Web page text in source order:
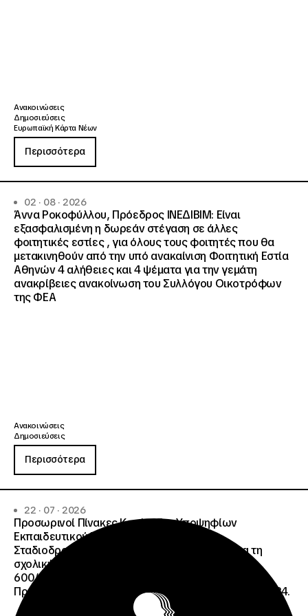
Ανακοινώσεις
Δημοσιεύσεις
Ευρωπαϊκή Κάρτα Νέων
Περισσότερα
02 · 08 · 2026
Άννα Ροκοφύλλου, Πρόεδρος ΙΝΕΔΙΒΙΜ: Είναι
εξασφαλισμένη η δωρεάν στέγαση σε άλλες
φοιτητικές εστίες , για όλους τους φοιτητές που θα
μετακινηθούν από την υπό ανακαίνιση Φοιτητική Εστία
Αθηνών 4 αλήθειες και 4 ψέματα για την γεμάτη
ανακρίβειες ανακοίνωση του Συλλόγου Οικοτρόφων
της ΦΕΑ
Ανακοινώσεις
Δημοσιεύσεις
Περισσότερα
22 · 07 · 2026
Προσωρινοί Πίνακες Κατάταξης Υποψηφίων
Εκπαιδευτικού Προσωπικού, Συμβούλων
Σταδιοδρομίας και Συμβούλων Ψυχολόγων για τη
σχολική περίοδο 2026-2027 της ΑΠ
600/2355/13042/08-05-2026 πρόσκλησης, της
Πράξης «Σχολεία Δεύτερης Ευκαιρίας», ΟΠΣ 6003234.